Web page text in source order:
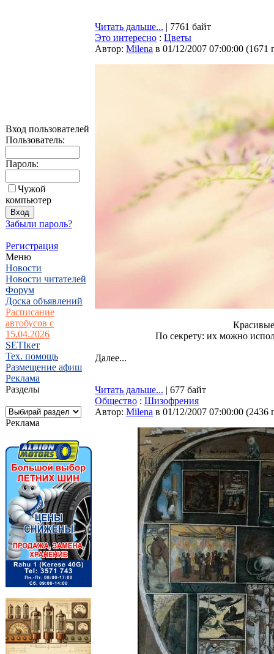
Вход пользователей
Пользователь:
Пароль:
Чужой
компьютер
Забыли пароль?
Регистрация
Меню
Новости
Новости читателей
Форум
Доска объявлений
Расписание
автобусов с
15.04.2026
SETIкет
Тех. помощь
Размещение афиш
Реклама
Разделы
Реклама
Читать дальше... | 7761 байт
Это интересно : Цветы
Автор: Milena в 01/12/2007 07:00:00 (1671
По секрету: их можно
Далее...
Читать дальше... | 677 байт
Общество : Шизофрения
Автор: Milena в 01/12/2007 07:00:00 (2436